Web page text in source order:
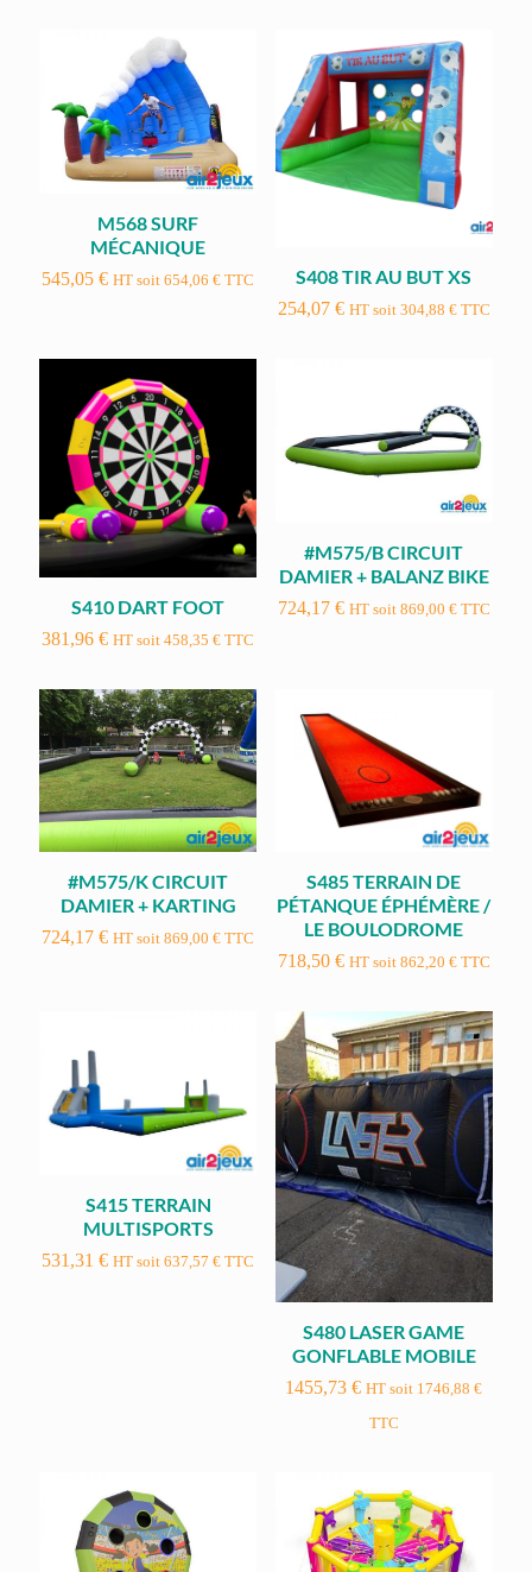
M568 SURF
MÉCANIQUE
545,05€ HT soit654,06€ TTC S408 TIR AU BUT XS
254,07 € HT soit 304,88 €TTC
S410 DART FOOT
381,96€ HT soit458,35€ TTC
#M575/B CIRCUIT
DAMIER + BALANZ BIKE
724,17 € HT soit 869,00 €TTC
#M575/K CIRCUIT
DAMIER + KARTING
724,17€ HT soit869,00€ TTC
S485 TERRAIN DE
PÉTANQUE ÉPHÉMÈRE /
LE BOULODROME
718,50 € HT soit 862,20 €TTC
S415 TERRAIN
MULTISPORTS
531,31€ HT soit637,57€ TTC
S480 LASER GAME
GONFLABLE MOBILE
1455,73€ HT soit 1746,88€
TTC